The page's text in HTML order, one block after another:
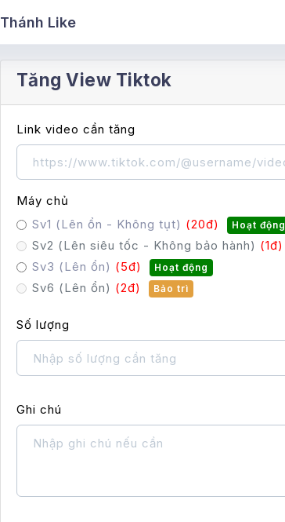
Thánh Like
Tăng View Tiktok
Link video cần tăng
Máy chủ
Sv1 (Lên ổn - Không tụt) (20đ) Hoạt động
Sv2 (Lên siêu tốc - Không bảo hành) (1đ)
Sv3 (Lên ổn) (5đ) Hoạt động
Sv6 (Lên ổn) (2đ) Bảo trì
Số lượng
Ghi chú